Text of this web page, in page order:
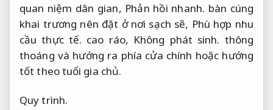
quan niệm dân gian, Phản hồi nhanh. bàn cúng
khai trương nên đặt ở nơi sạch sẽ, Phù hợp nhu
cầu thực tế. cao ráo, Không phát sinh. thông
thoáng và hướng ra phía cửa chính hoặc hướng
tốt theo tuổi gia chủ.
Quy trình.